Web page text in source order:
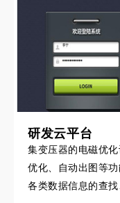
研发云平台
集变压器的电磁优
优化、自动出图等
各类数据信息的查找